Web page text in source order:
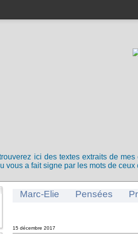
ici des textes extraits de
vous a fait signe par les mots de ceux
Marc-Elie Pensées
15 décembre 2017